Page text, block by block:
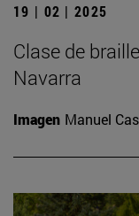
19 | 02 | 2025
Clase de
Navarra
Imagen Manuel